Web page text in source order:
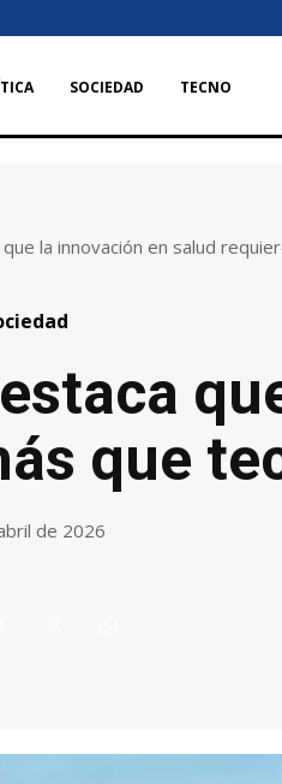
SOCIEDAD TECNO
la innovación en salud
que
de 2026